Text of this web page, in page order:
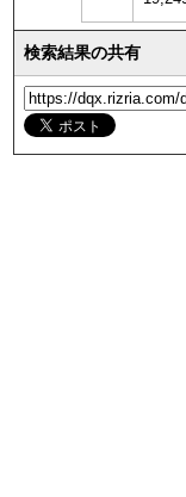
検索結果の共有